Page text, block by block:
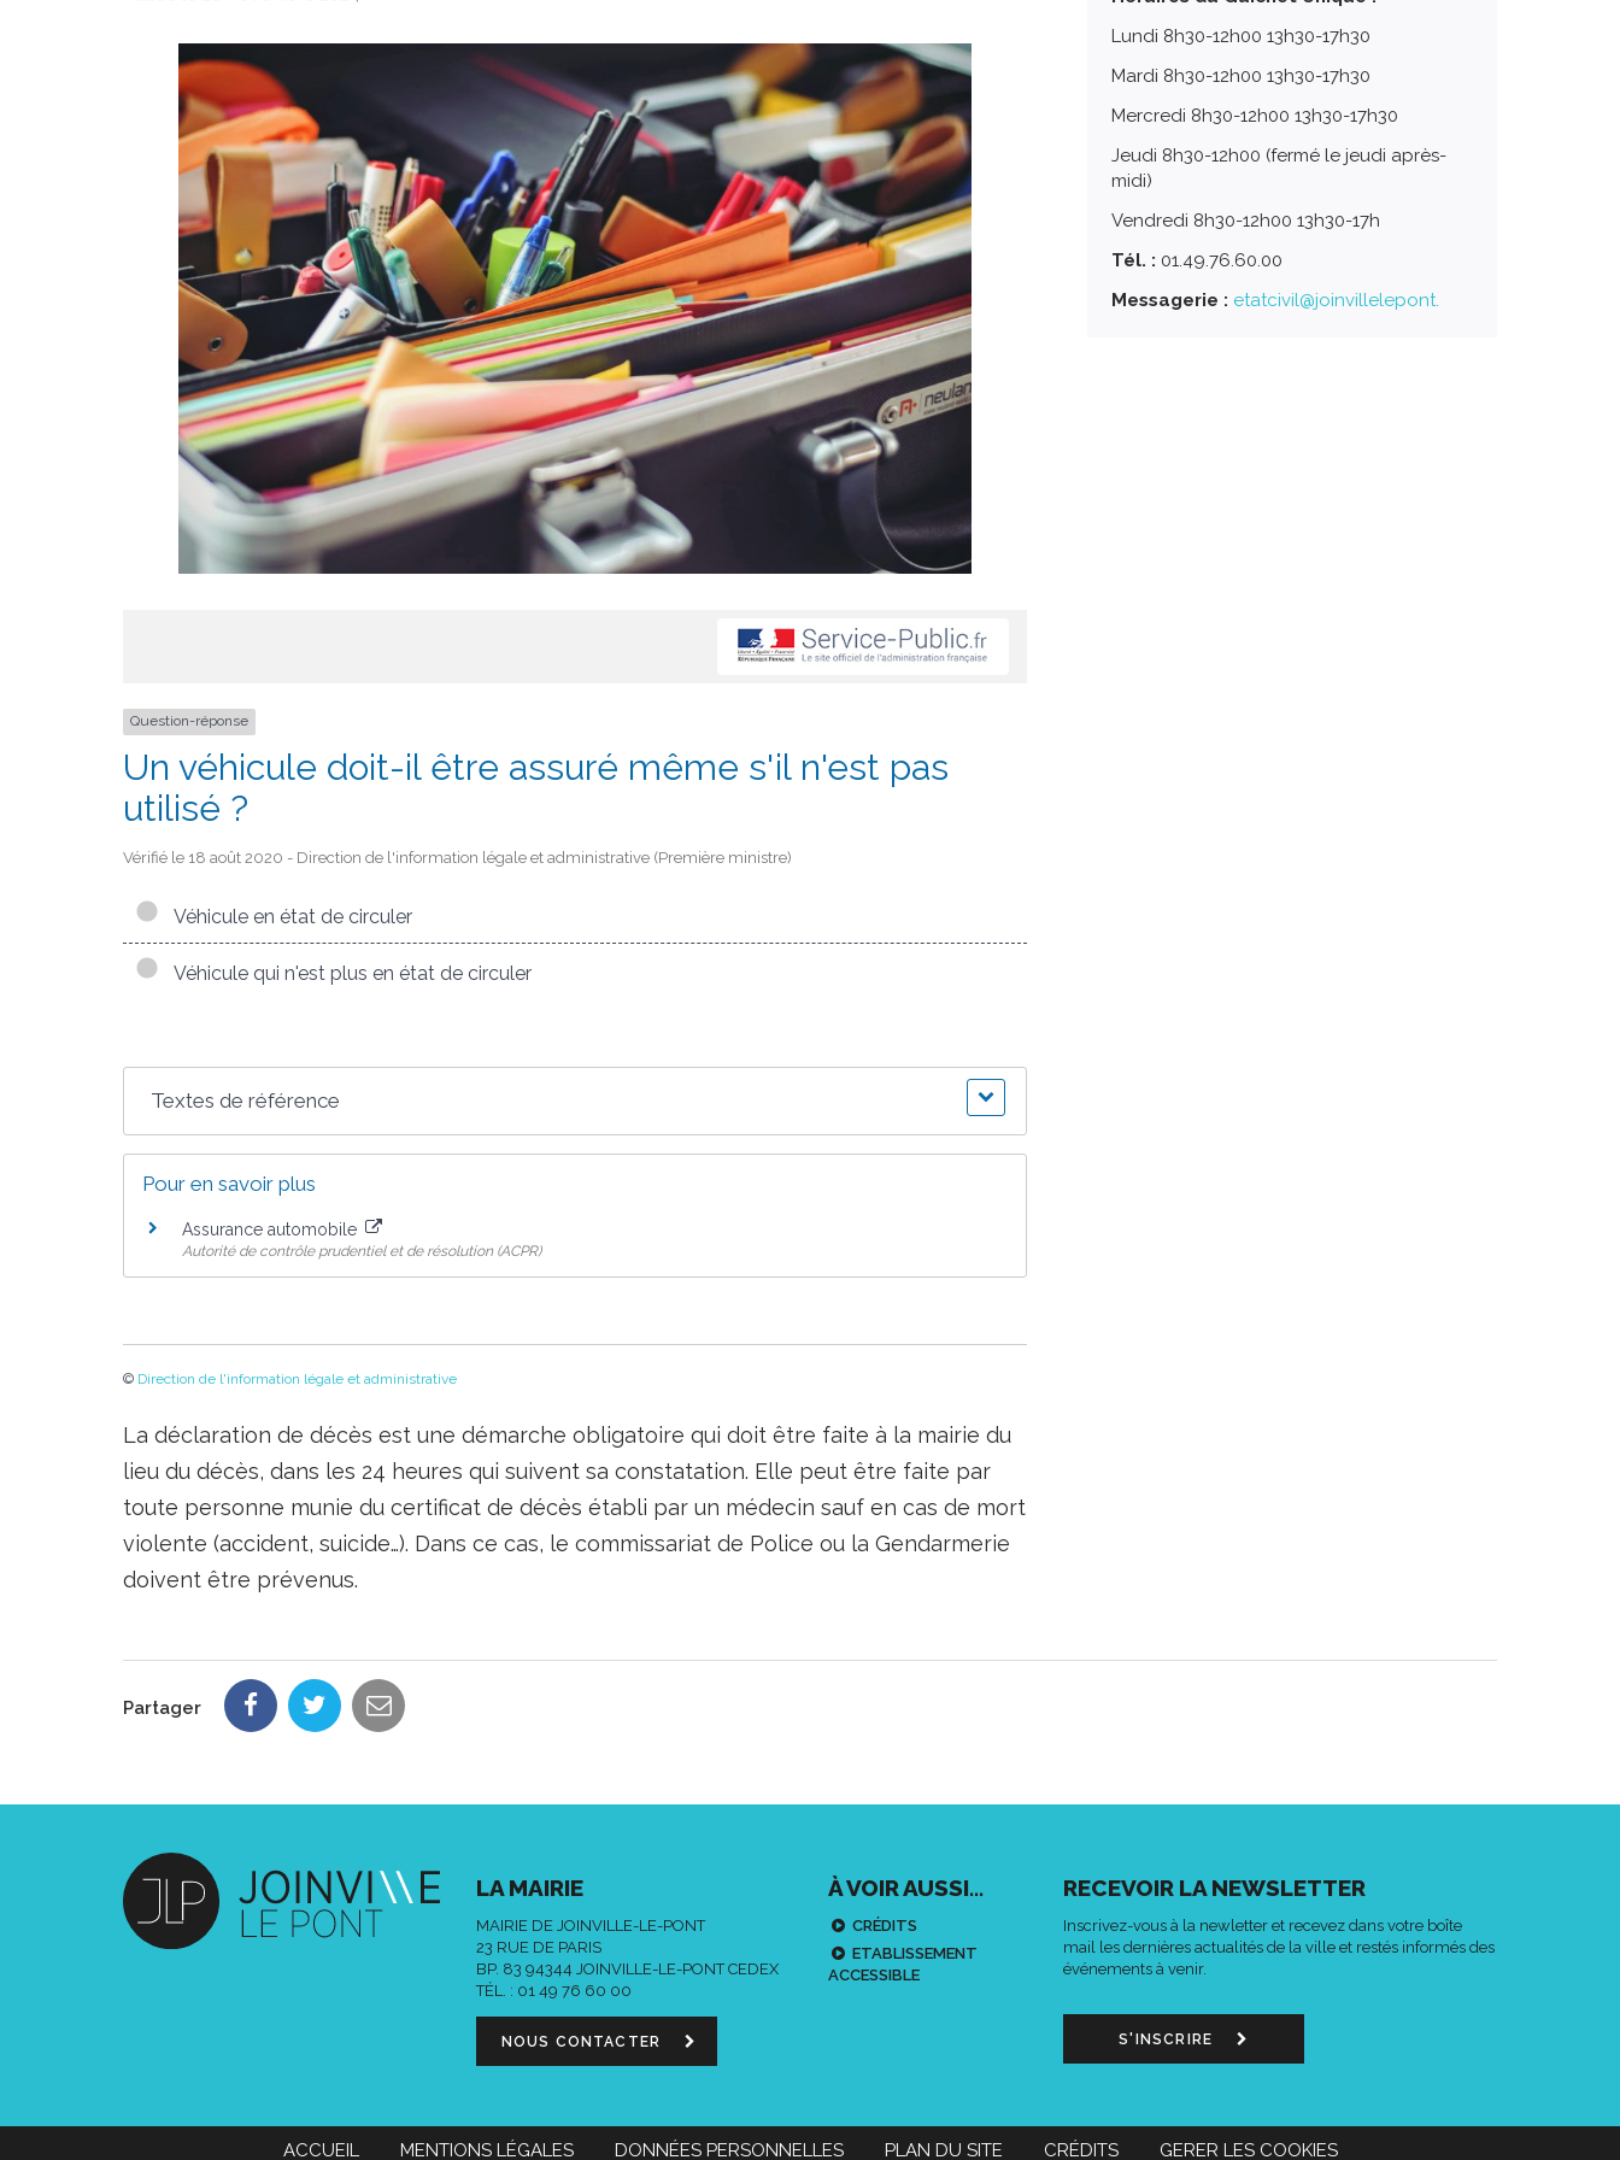
Question-réponse
Un véhicule doit-il être assuré même s'il n'est pas
utilisé ?
Vérifié le 18 août 2020 - Direction de l'information légale et administrative (Première ministre)
Véhicule en état de circuler
Véhicule qui n'est plus en état de circuler
Textes de référence
Pour en savoir plus
Assurance automobile
Autorité de contrôle prudentiel et de résolution (ACPR)
© Direction de l'information légale et administrative
La déclaration de décès est une démarche obligatoire qui doit être faite à la mairie du
lieu du décès, dans les 24 heures qui suivent sa constatation. Elle peut être faite par
toute personne munie du certificat de décès établi par un médecin sauf en cas de mort
violente (accident, suicide…). Dans ce cas, le commissariat de Police ou la Gendarmerie
doivent être prévenus.
Lundi 8h30-12h00 13h30-17h30
Mardi 8h30-12h00 13h30-17h30
Mercredi 8h30-12h00 13h30-17h30
Jeudi 8h30-12h00 (fermé le jeudi après-
midi)
Vendredi 8h30-12h00 13h30-17h
Tél. : 01.49.76.60.00
Messagerie : etatcivil@joinvillelepont.
Partager
LA MAIRIE
MAIRIE DE JOINVILLE-LE-PONT
23 RUE DE PARIS
BP. 83 94344 JOINVILLE-LE-PONT CEDEX
TÉL. : 01 49 76 60 00
NOUS CONTACTER
À VOIR AUSSI...
CRÉDITS
ETABLISSEMENT
ACCESSIBLE
RECEVOIR LA NEWSLETTER
Inscrivez-vous à la newletter et recevez dans votre boîte
mail les dernières actualités de la ville et restés informés des
événements à venir.
S'INSCRIRE
ACCUEIL MENTIONS LÉGALES DONNÉES PERSONNELLES PLAN DU SITE CRÉDITS GERER LES COOKIES